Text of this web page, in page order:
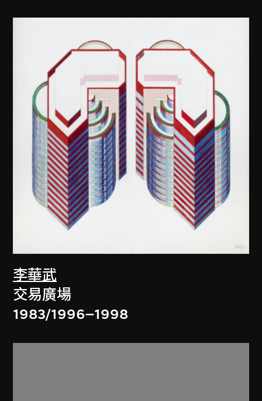
李華武
交易廣場
1983/1996–1998